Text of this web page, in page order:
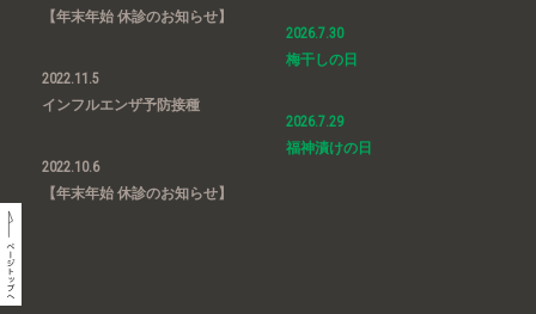
【年末年始 休診のお知らせ】
2022.11.5
インフルエンザ予防接種
2022.10.6
【年末年始 休診のお知らせ】
2026.7.30
梅干しの日
2026.7.29
福神漬けの日